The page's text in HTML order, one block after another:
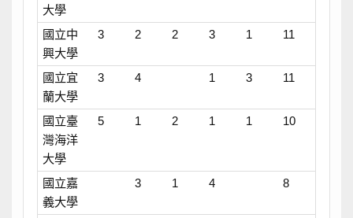
大學
國立中
興大學
3 2 2 3 1 11
國立宜
蘭大學
3 4 1 3 11
國立臺
灣海洋
大學
5 1 2 1 1 10
國立嘉
義大學
3 1 4 8